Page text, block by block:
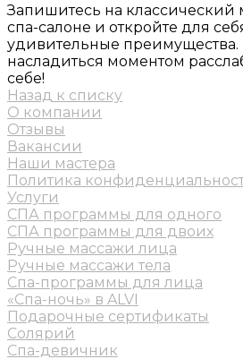
Запишитесь на классический
спа-салоне и откройте для
удивительные преимущества.
насладиться моментом
себе!
Назад к списку
О компании
Отзывы
Вакансии
Наши мастера
Политика
Услуги
СПА программы для одного
СПА программы для двоих
Ручные массажи лица
Ручные массажи тела
Спа-программы для лица
«Спа-ночь» в ALVI
Подарочные сертификаты
Солярий
Спа-девичник